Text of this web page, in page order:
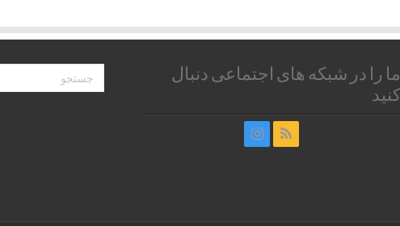
ما را در شبکه های اجتماعی دنبال
کنید